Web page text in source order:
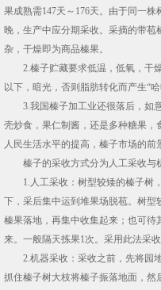
果成熟需147天～176天。由于同一
晚，生产中应分期采收。采摘的带
杂，干燥即为商品榛果。
2.榛子贮藏要求低温，低氧，干
以下，暗光，否则脂肪转化而产生“哈
3.我国榛子加工业还很落后，如
壳炒食，果仁制酱，还是多种糖果
人民生活水平的提高，榛子市场的前
榛子的采收方式分为人工采收与
1.人工采收：树型较矮的榛子树
下，采后集中运到堆果场脱苞。树
榛果落地，再集中收集起来；也可
来。一般隔天拣果1次。采用此法采
2.机器采收：采收之前，先将园
抓住榛子树大枝将榛子振落地面，然